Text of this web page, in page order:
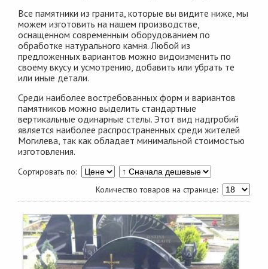
Все памятники из гранита, которые вы видите ниже, мы
можем изготовить на нашем производстве,
оснащенном современным оборудованием по
обработке натурального камня. Любой из
предложенных вариантов можно видоизменить по
своему вкусу и усмотрению, добавить или убрать те
или иные детали.
Среди наиболее востребованных форм и вариантов
памятников можно выделить стандартные
вертикальные одинарные стелы. Этот вид надгробий
является наиболее распространенных среди жителей
Могилева, так как обладает минимальной стоимостью
изготовления.
Сортировать по:
Количество товаров на странице: